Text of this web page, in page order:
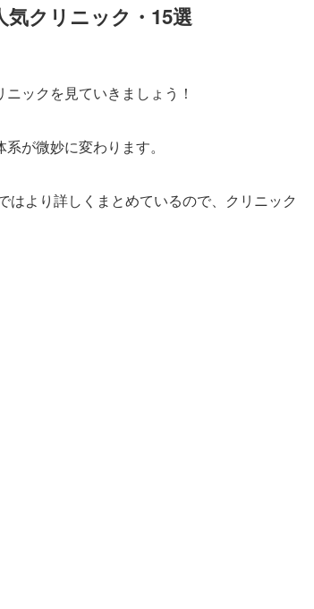
クリニック・15選
ックを見ていきましょう！
が微妙に変わります。
はより詳しくまとめているので、クリニック